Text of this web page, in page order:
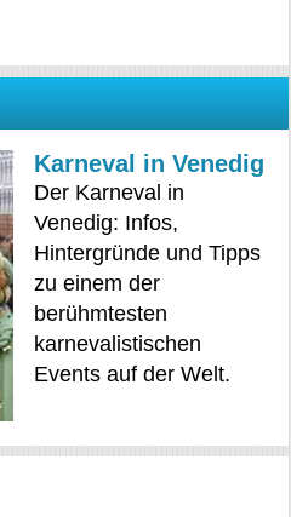
Karneval in Venedig
Der Karneval in
Venedig: Infos,
Hintergründe und Tipps
zu einem der
berühmtesten
karnevalistischen
Events auf der Welt.